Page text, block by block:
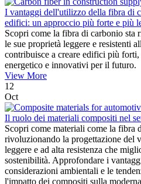
I vantaggi dell'utilizzo della fibra di
edifici: un approccio più forte e più
Scopri come la fibra di carbonio sta
le sue proprietà leggere e resistenti
contribuisce a creare edifici più
energetico e innovativi per il futuro.
View More
12
Oct
Il ruolo dei materiali compositi nel
Scopri come materiali come la fibra
rivoluzionando la progettazione del
leggere e ad alta resistenza che
sostenibilità. Approfondare i
considerazioni ambientali e le
l'impatto dei compositi sulla